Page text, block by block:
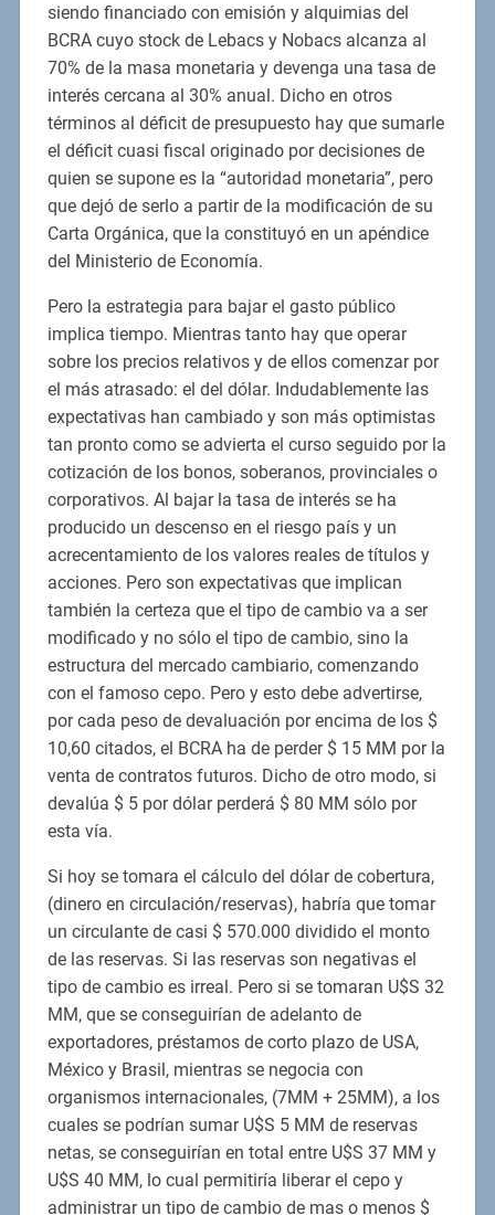
siendo financiado con emisión y alquimias del
BCRA cuyo stock de Lebacs y Nobacs alcanza al
70% de la masa monetaria y devenga una tasa de
interés cercana al 30% anual. Dicho en otros
términos al déficit de presupuesto hay que sumarle
el déficit cuasi fiscal originado por decisiones de
quien se supone es la “autoridad monetaria”, pero
que dejó de serlo a partir de la modificación de su
Carta Orgánica, que la constituyó en un apéndice
del Ministerio de Economía.
Pero la estrategia para bajar el gasto público
implica tiempo. Mientras tanto hay que operar
sobre los precios relativos y de ellos comenzar por
el más atrasado: el del dólar. Indudablemente las
expectativas han cambiado y son más optimistas
tan pronto como se advierta el curso seguido por la
cotización de los bonos, soberanos, provinciales o
corporativos. Al bajar la tasa de interés se ha
producido un descenso en el riesgo país y un
acrecentamiento de los valores reales de títulos y
acciones. Pero son expectativas que implican
también la certeza que el tipo de cambio va a ser
modificado y no sólo el tipo de cambio, sino la
estructura del mercado cambiario, comenzando
con el famoso cepo. Pero y esto debe advertirse,
por cada peso de devaluación por encima de los $
10,60 citados, el BCRA ha de perder $ 15 MM por la
venta de contratos futuros. Dicho de otro modo, si
devalúa $ 5 por dólar perderá $ 80 MM sólo por
esta vía.
Si hoy se tomara el cálculo del dólar de cobertura,
(dinero en circulación/reservas), habría que tomar
un circulante de casi $ 570.000 dividido el monto
de las reservas. Si las reservas son negativas el
tipo de cambio es irreal. Pero si se tomaran U$S 32
MM, que se conseguirían de adelanto de
exportadores, préstamos de corto plazo de USA,
México y Brasil, mientras se negocia con
organismos internacionales, (7MM + 25MM), a los
cuales se podrían sumar U$S 5 MM de reservas
netas, se conseguirían en total entre U$S 37 MM y
U$S 40 MM, lo cual permitiría liberar el cepo y
administrar un tipo de cambio de mas o menos $